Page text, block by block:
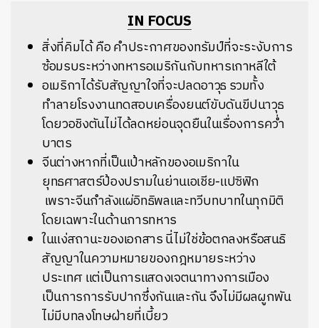
IN FOCUS
สิ่งที่คิมได้ คือ คำประกาศของทรัมป์ที่จะระงับการ
ซ้อมรบระหว่างทหารอเมริกันกับทหารเกาหลีใต้
อเมริกาได้รับสัญญาใจที่จะปลดอาวุธ รวมทั้ง
ทำลายโรงงานทดสอบเครื่องยนต์ขับดันขีปนาวุธ
โดยวอชิงตันไม่ได้ลดหย่อนจุดยืนในเรื่องการคว่ำ
บาตร
จีนต่างหากที่เป็นเป้าหลักของอเมริกาใน
ยุทธศาสตร์ป้องปรามในย่านเอเชีย-แปซิฟิก
เพราะจีนกำลังแผ่อิทธิพลและทวีบทบาทในทุกมิติ
โดยเฉพาะในด้านการทหาร
ในแง่สถานะของเอกสาร นี่ไม่ใช่ข้อตกลงหรือสนธิ
สัญญาในความหมายของกฎหมายระหว่าง
ประเทศ แต่เป็นการแสดงเจตนาทางการเมือง
เป็นการการรับปากซึ่งกันและกัน จึงไม่มีผลผูกพัน
ไม่มีบทลงโทษฝ่ายที่เบี้ยว